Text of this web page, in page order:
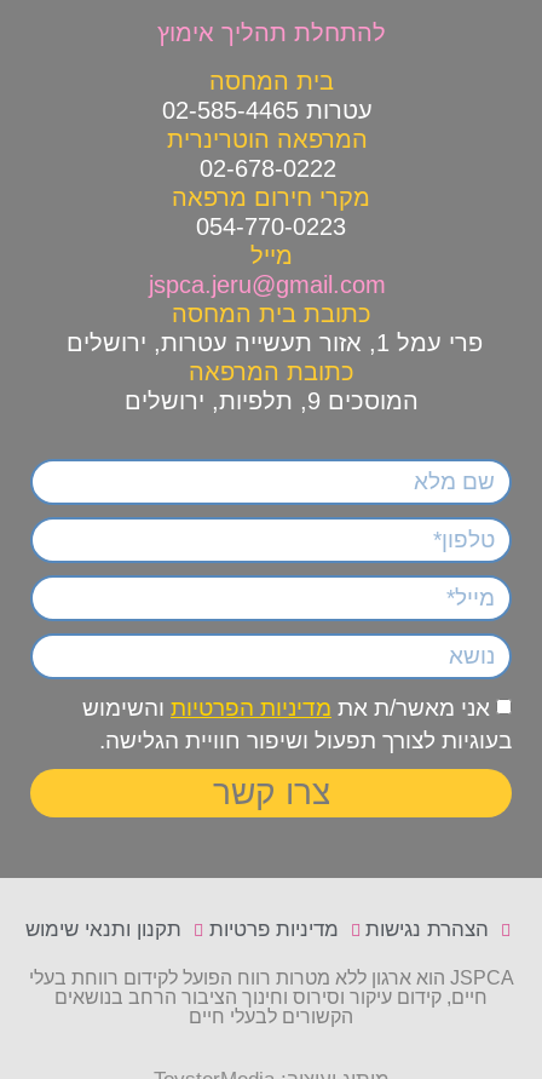
להתחלת תהליך אימוץ
בית המחסה
עטרות 02-585-4465
המרפאה הוטרינרית
מקרי חירום מרפאה
054-770-0223
מייל
jspca.jeru@gmail.com
כתובת בית המחסה
פרי עמל 1, אזור תעשייה עטרות, ירושלים
כתובת המרפאה
המוסכים 9, תלפיות, ירושלים
אני מאשר/ת את מדיניות הפרטיות והשימוש
בעוגיות לצורך תפעול ושיפור חוויית הגלישה.
צרו קשר
הצהרת נגישות מדיניות פרטיות תקנון ותנאי שימוש
JSPCA הוא ארגון ללא מטרות רווח הפועל לקידום רווחת בעלי
חיים, קידום עיקור וסירוס וחינוך הציבור הרחב בנושאים
הקשורים לבעלי חיים